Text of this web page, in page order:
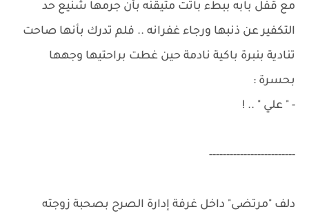
مع قفل بابه ببطء باتت متيقنه بأن جرمها شنيع حد
التكفير عن ذنبها ورجاء غفرانه .. فلم تدرك بأنها صاحت
تنادية بنبرة باكية نادمة حين غطت براحتيها وجهها
بحسرة :
- " علي " .. !
-------------------------
دلف "مرتضى" داخل غرفة إدارة الصرح بصحبة زوجته